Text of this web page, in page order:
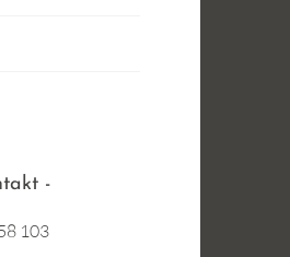
103